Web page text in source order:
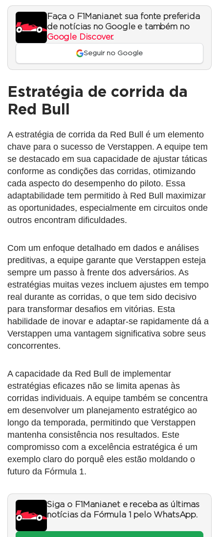
Faça o F1Mania.net sua fonte preferida
de notícias no Google e também no
Google Discover.
Seguir no Google
Estratégia de corrida da
Red Bull
A estratégia de corrida da Red Bull é um elemento
chave para o sucesso de Verstappen. A equipe tem
se destacado em sua capacidade de ajustar táticas
conforme as condições das corridas, otimizando
cada aspecto do desempenho do piloto. Essa
adaptabilidade tem permitido à Red Bull maximizar
as oportunidades, especialmente em circuitos onde
outros encontram dificuldades.
Com um enfoque detalhado em dados e análises
preditivas, a equipe garante que Verstappen esteja
sempre um passo à frente dos adversários. As
estratégias muitas vezes incluem ajustes em tempo
real durante as corridas, o que tem sido decisivo
para transformar desafios em vitórias. Esta
habilidade de inovar e adaptar-se rapidamente dá a
Verstappen uma vantagem significativa sobre seus
concorrentes.
A capacidade da Red Bull de implementar
estratégias eficazes não se limita apenas às
corridas individuais. A equipe também se concentra
em desenvolver um planejamento estratégico ao
longo da temporada, permitindo que Verstappen
mantenha consistência nos resultados. Este
compromisso com a excelência estratégica é um
exemplo claro do porquê eles estão moldando o
futuro da Fórmula 1.
Siga o F1Mania.net e receba as últimas
notícias da Fórmula 1 pelo WhatsApp.